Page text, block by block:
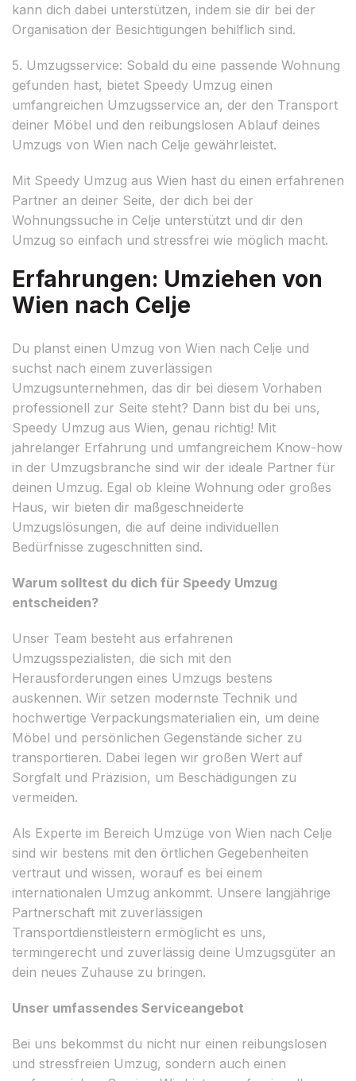
kann dich dabei unterstützen, indem sie dir bei der
Organisation der Besichtigungen behilflich sind.
5. Umzugsservice: Sobald du eine passende Wohnung
gefunden hast, bietet Speedy Umzug einen
umfangreichen Umzugsservice an, der den Transport
deiner Möbel und den reibungslosen Ablauf deines
Umzugs von Wien nach Celje gewährleistet.
Mit Speedy Umzug aus Wien hast du einen erfahrenen
Partner an deiner Seite, der dich bei der
Wohnungssuche in Celje unterstützt und dir den
Umzug so einfach und stressfrei wie möglich macht.
Erfahrungen: Umziehen von
Wien nach Celje
Du planst einen Umzug von Wien nach Celje und
suchst nach einem zuverlässigen
Umzugsunternehmen, das dir bei diesem Vorhaben
professionell zur Seite steht? Dann bist du bei uns,
Speedy Umzug aus Wien, genau richtig! Mit
jahrelanger Erfahrung und umfangreichem Know-how
in der Umzugsbranche sind wir der ideale Partner für
deinen Umzug. Egal ob kleine Wohnung oder großes
Haus, wir bieten dir maßgeschneiderte
Umzugslösungen, die auf deine individuellen
Bedürfnisse zugeschnitten sind.
Warum solltest du dich für Speedy Umzug
entscheiden?
Unser Team besteht aus erfahrenen
Umzugsspezialisten, die sich mit den
Herausforderungen eines Umzugs bestens
auskennen. Wir setzen modernste Technik und
hochwertige Verpackungsmaterialien ein, um deine
Möbel und persönlichen Gegenstände sicher zu
transportieren. Dabei legen wir großen Wert auf
Sorgfalt und Präzision, um Beschädigungen zu
vermeiden.
Als Experte im Bereich Umzüge von Wien nach Celje
sind wir bestens mit den örtlichen Gegebenheiten
vertraut und wissen, worauf es bei einem
internationalen Umzug ankommt. Unsere langjährige
Partnerschaft mit zuverlässigen
Transportdienstleistern ermöglicht es uns,
termingerecht und zuverlässig deine Umzugsgüter an
dein neues Zuhause zu bringen.
Unser umfassendes Serviceangebot
Bei uns bekommst du nicht nur einen reibungslosen
und stressfreien Umzug, sondern auch einen